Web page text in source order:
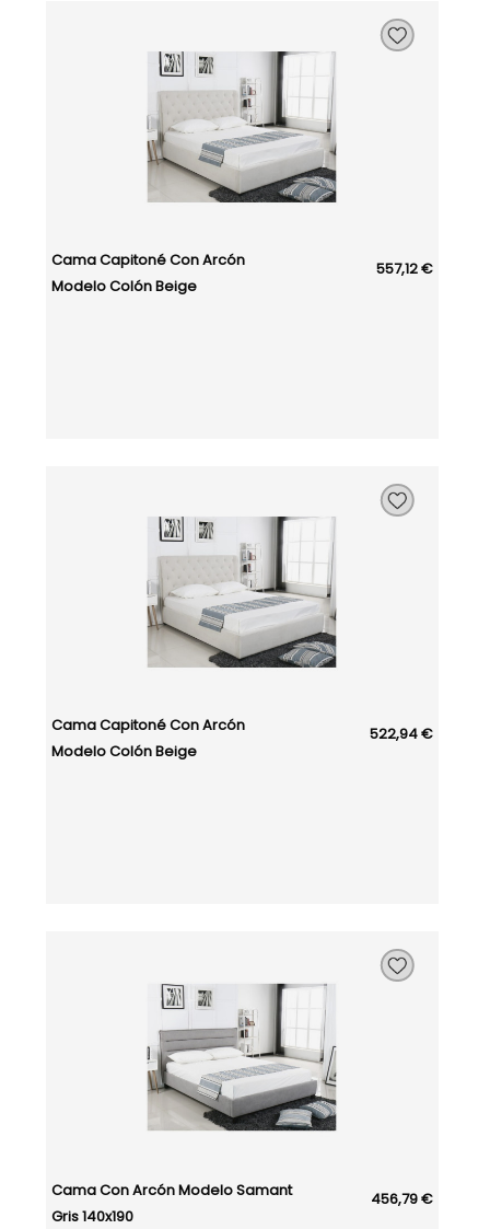
Cama Capitoné Con Arcón
Modelo Colón Beige
557,12 €
Cama Capitoné Con Arcón
Modelo Colón Beige
522,94 €
Cama Con Arcón Modelo Samant
Gris 140x190
456,79 €